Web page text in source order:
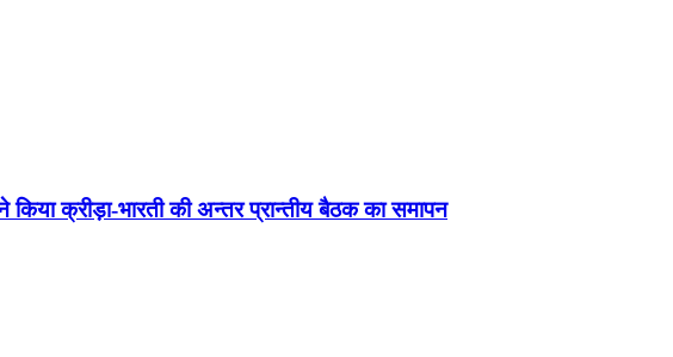
किया क्रीड़ा-भारती की अन्तर प्रान्तीय बैठक का समापन